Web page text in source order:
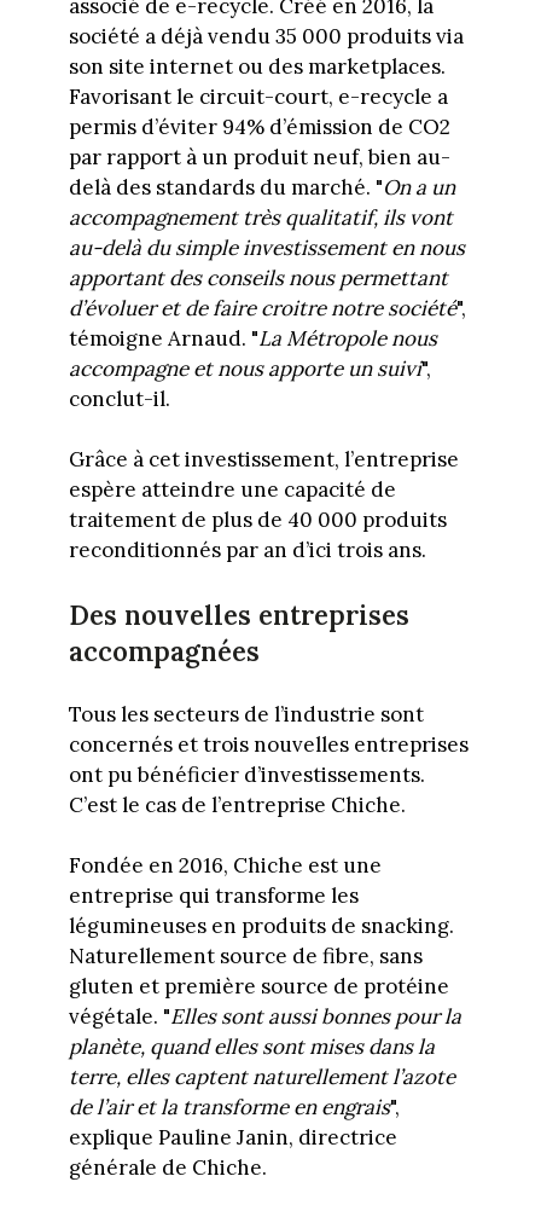
associé de e-recycle. Créé en 2016, la
société a déjà vendu 35 000 produits via
son site internet ou des marketplaces.
Favorisant le circuit-court, e-recycle a
permis d’éviter 94% d’émission de CO2
par rapport à un produit neuf, bien au-
delà des standards du marché. "On a un
accompagnement très qualitatif, ils vont
au-delà du simple investissement en nous
apportant des conseils nous permettant
d’évoluer et de faire croitre notre société",
témoigne Arnaud. "La Métropole nous
accompagne et nous apporte un suivi",
conclut-il.
Grâce à cet investissement, l’entreprise
espère atteindre une capacité de
traitement de plus de 40 000 produits
reconditionnés par an d’ici trois ans.
Des nouvelles entreprises
accompagnées
Tous les secteurs de l’industrie sont
concernés et trois nouvelles entreprises
ont pu bénéficier d’investissements.
C’est le cas de l’entreprise Chiche.
Fondée en 2016, Chiche est une
entreprise qui transforme les
légumineuses en produits de snacking.
Naturellement source de fibre, sans
gluten et première source de protéine
végétale. "Elles sont aussi bonnes pour la
planète, quand elles sont mises dans la
terre, elles captent naturellement l’azote
de l’air et la transforme en engrais",
explique Pauline Janin, directrice
générale de Chiche.